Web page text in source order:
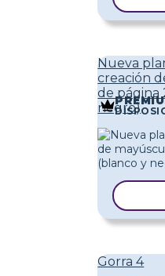
Nueva
creación
de página
negro)
Gorra 4